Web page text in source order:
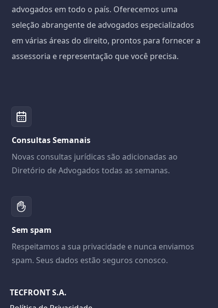
advogados em todo o país. Oferecemos uma
seleção abrangente de advogados especializados
em várias áreas do direito, prontos para fornecer a
assessoria e representação que você precisa.
Consultas Semanais
Novas consultas jurídicas são adicionadas ao
Diretório de Advogados todas as semanas.
Sem spam
Respeitamos a sua privacidade e nunca enviamos
spam. Seus dados estão seguros conosco.
TECFRONT S.A.